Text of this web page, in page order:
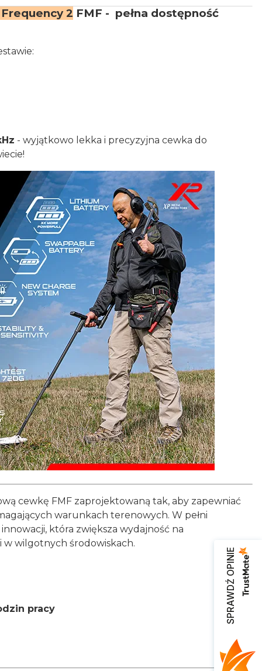
2 FMF - pełna dostępność
- wyjątkowo lekka i precyzyjna cewka do
cewkę FMF zaprojektowaną tak, aby zapewniać
warunkach terenowych. W pełni
która zwiększa wydajność na
w wilgotnych środowiskach.
pracy
SPRAWDŹ OPINIE